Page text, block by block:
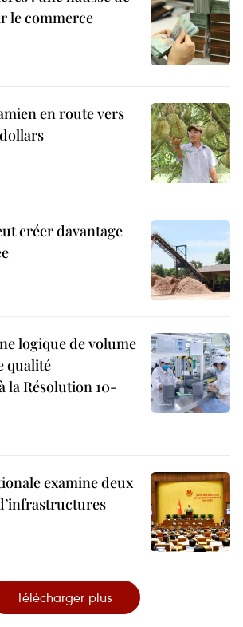
le commerce
en route vers
créer davantage
logique de volume
qualité
la Résolution 10-
examine deux
Télécharger plus